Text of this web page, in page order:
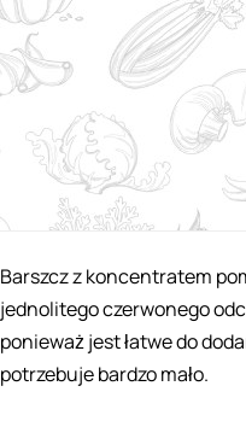
Barszcz z koncentratem
jednolitego czerwonego
ponieważ jest łatwe do
potrzebuje bardzo mało.